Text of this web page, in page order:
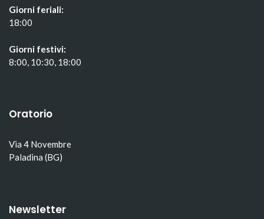
Giorni feriali:
18:00
Giorni festivi:
8:00, 10:30, 18:00
Oratorio
Via 4 Novembre
Paladina (BG)
Newsletter